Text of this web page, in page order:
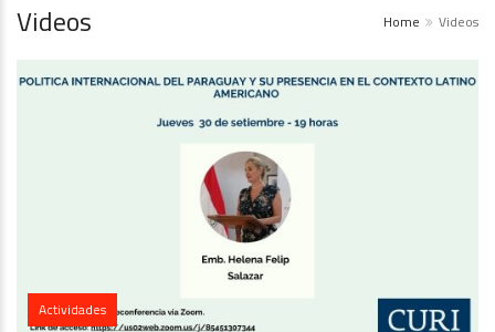
Videos Home Videos
Actividades